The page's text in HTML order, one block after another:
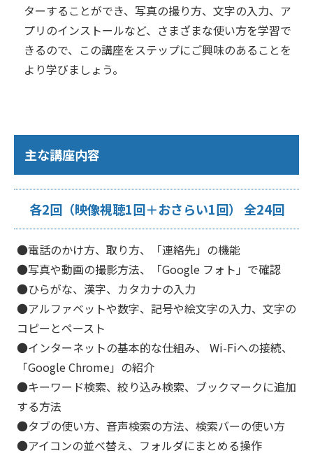
ターすることができ、写真の撮り方、文字の入力、ア
プリのインストールなど、さまざまな使い方を学習で
きるので、この講座をステップにご興味のあることを
より学びましょう。
主な講座内容
各2回（映像視聴1回＋おさらい1回） 全24回
●電話のかけ方、取り方、「連絡先」の機能
●写真や動画の撮影方法、「Google フォト」で確認
●ひらがな、漢字、カタカナの入力
●アルファベットや数字、記号や絵文字の入力、文字の
コピーとペースト
●インターネットの基本的な仕組み、 Wi-Fiへの接続、
「Google Chrome」の紹介
●キーワード検索、絞り込み検索、ブックマークに追加
する方法
●タブの使い方、音声検索の方法、検索バーの使い方
●アイコンの並べ替え、フォルダにまとめる操作